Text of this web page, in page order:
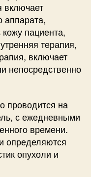
включает
аппарата,
кожу пациента,
терапия,
включает
непосредственно
проводится на
с ежедневными
времени.
определяются
опухоли и